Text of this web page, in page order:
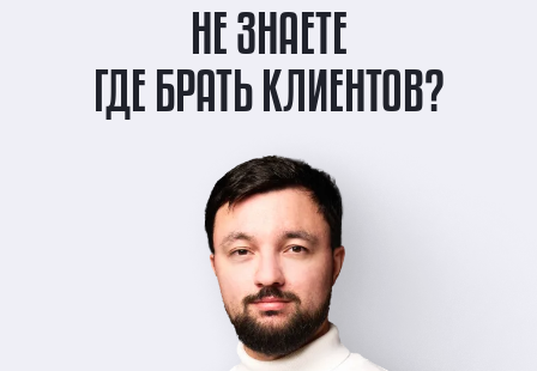
ГДЕ БРАТЬ КЛИЕНТОВ?
НЕ ЗНАЕТЕ